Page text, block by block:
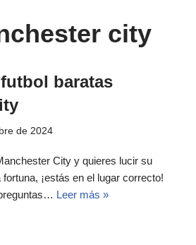
city
baratas
de 2024
City y quieres lucir su
¡estás en el lugar correcto!
Leer más »